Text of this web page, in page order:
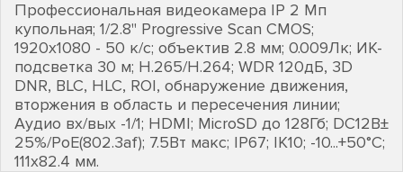
Профессиональная видеокамера IP 2 Мп
купольная; 1/2.8" Progressive Scan CMOS;
1920х1080 - 50 к/с; объектив 2.8 мм; 0.009Лк; ИК-
подсветка 30 м; H.265/H.264; WDR 120дБ, 3D
DNR, BLC, HLC, ROI, обнаружение движения,
вторжения в область и пересечения линии;
Аудио вх/вых -1/1; HDMI; MicroSD до 128Гб; DC12В±
25%/PoE(802.3af); 7.5Вт макс; IP67; IK10; -10...+50°C;
111х82.4 мм.